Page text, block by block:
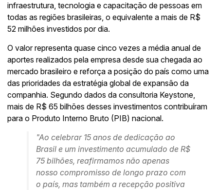
infraestrutura, tecnologia e capacitação de pessoas em
todas as regiões brasileiras, o equivalente a mais de R$
52 milhões investidos por dia.
O valor representa quase cinco vezes a média anual de
aportes realizados pela empresa desde sua chegada ao
mercado brasileiro e reforça a posição do país como uma
das prioridades da estratégia global de expansão da
companhia. Segundo dados da consultoria Keystone,
mais de R$ 65 bilhões desses investimentos contribuíram
para o Produto Interno Bruto (PIB) nacional.
"Ao celebrar 15 anos de dedicação ao
Brasil e um investimento acumulado de R$
75 bilhões, reafirmamos não apenas
nosso compromisso de longo prazo com
o país, mas também a recepção positiva